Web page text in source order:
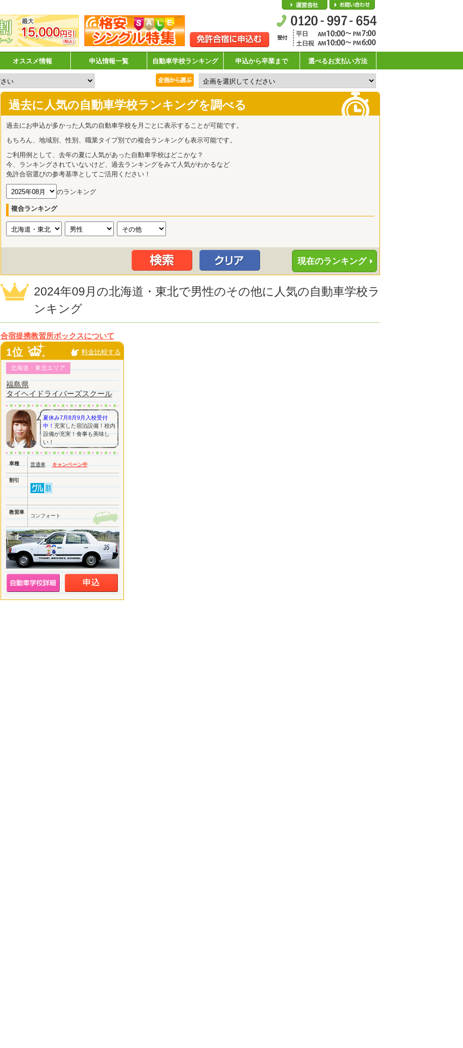
会社概要
オススメ情報 申込情報一覧 自動車学校ランキング 申込から卒業まで 選べるお支払い方法
過去に人気の自動車学校ランキングを調べる
過去にお申込が多かった人気の自動車学校を月ごとに表示することが可能です。
もちろん、地域別、性別、職業タイプ別での複合ランキングも表示可能です。
ご利用例として、去年の夏に人気があった自動車学校はどこかな？
今、ランキングされていないけど、過去ランキングをみて人気がわかるなど
免許合宿選びの参考基準としてご活用ください！
のランキング
複合ランキング
現在のランキング
2024年09月の北海道・東北で男性のその他に人気の自動車学校ラ
ンキング
合宿提携教習所ボックスについて
1位 料金比較する
北海道・東北エリア
福島県
タイヘイドライバーズスクール
夏休み7月8月9月入校受付
中！ 充実した宿泊設備！校内
設備が充実！食事も美味し
い！
車種 普通車 キャンペーン中
割引
教習車
コンフォート